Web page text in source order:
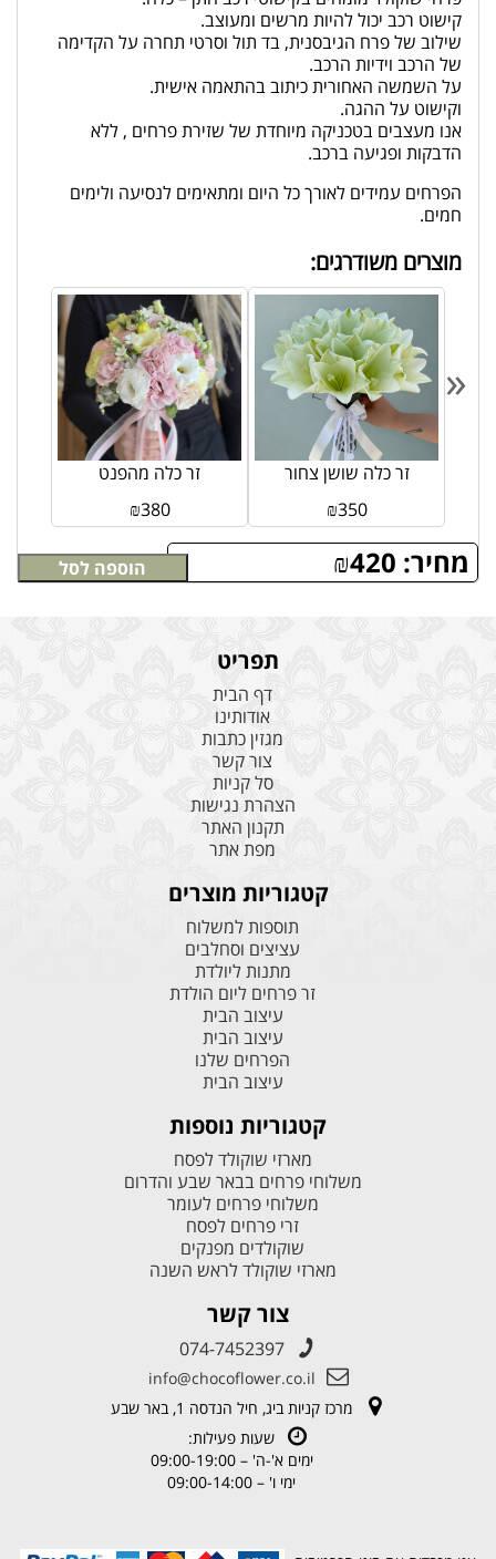
קישוט רכב יכול להיות מרשים ומעוצב.
שילוב של פרח הגיבסנית, בד תול וסרטי תחרה על הקדימה
של הרכב וידיות הרכב.
על השמשה האחורית כיתוב בהתאמה אישית.
וקישוט על ההגה.
אנו מעצבים בטכניקה מיוחדת של שזירת פרחים , ללא
הדבקות ופגיעה ברכב.
הפרחים עמידים לאורך כל היום ומתאימים לנסיעה ולימים
חמים.
מחיר: ₪420 הוספה לסל
מוצרים משודרגים:
זר כלה מהפנט
₪380
זר כלה שושן צחור
₪350
«
תפריט
דף הבית
אודותינו
מגזין כתבות
צור קשר
סל קניות
הצהרת נגישות
תקנון האתר
מפת אתר
קטגוריות מוצרים
תוספות למשלוח
עציצים וסחלבים
מתנות ליולדת
זר פרחים ליום הולדת
עיצוב הבית
עיצוב הבית
הפרחים שלנו
עיצוב הבית
קטגוריות נוספות
מארזי שוקולד לפסח
משלוחי פרחים בבאר שבע והדרום
משלוחי פרחים לעומר
זרי פרחים לפסח
שוקולדים מפנקים
מארזי שוקולד לראש השנה
צור קשר
074-7452397
info@chocoflower.co.il
מרכז קניות ביג, חיל הנדסה 1, באר שבע
שעות פעילות:
ימים א'-ה' – 09:00-19:00
ימי ו' – 09:00-14:00